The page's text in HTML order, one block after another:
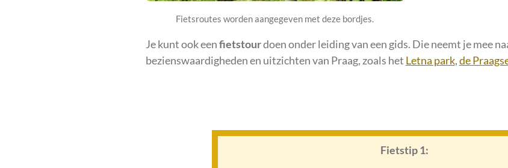
Fietsroutes worden aangegeven met deze bordjes.
Je kunt ook eenfietstourdoen onder leiding van een gids. Die neemt je mee
bezienswaardigheden en uitzichten van Praag, zoals het Letna park,de
Fietstip 1: